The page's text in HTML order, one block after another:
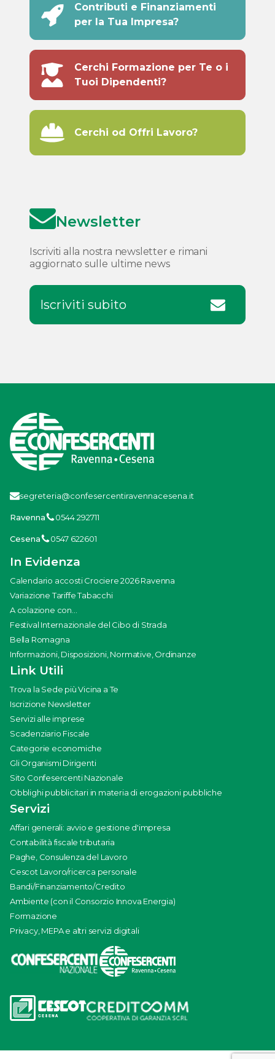
Contributi e Finanziamenti
per la Tua Impresa?
Cerchi Formazione per Te o i
Tuoi Dipendenti?
Cerchi od Offri Lavoro?
Newsletter
Iscriviti alla nostra newsletter e rimani
aggiornato sulle ultime news
Iscriviti subito
segreteria@confesercentiravennacesena.it
Ravenna 0544 292711
Cesena 0547 622601
In Evidenza
Calendario accosti Crociere 2026 Ravenna
Variazione Tariffe Tabacchi
A colazione con...
Festival Internazionale del Cibo di Strada
Bella Romagna
Informazioni, Disposizioni, Normative, Ordinanze
Link Utili
Trova la Sede più Vicina a Te
Iscrizione Newsletter
Servizi alle imprese
Scadenziario Fiscale
Categorie economiche
Gli Organismi Dirigenti
Sito Confesercenti Nazionale
Obblighi pubblicitari in materia di erogazioni pubbliche
Servizi
Affari generali: avvio e gestione d'impresa
Contabilità fiscale tributaria
Paghe, Consulenza del Lavoro
Cescot Lavoro/ricerca personale
Bandi/Finanziamento/Credito
Ambiente (con il Consorzio Innova Energia)
Formazione
Privacy, MEPA e altri servizi digitali